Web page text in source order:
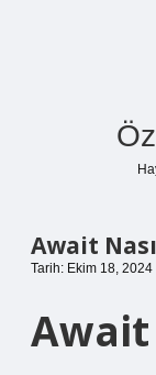
Await
Tarih: Ekim 18, 2024
Await